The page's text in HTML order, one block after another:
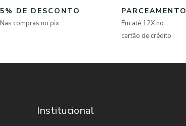
5% DE DESCONTO
Nas compras no pix
PARCEAMENTO
Em até 12X no
cartão de crédito
Institucional